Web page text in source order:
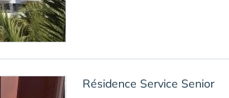
Résidence Service Senior